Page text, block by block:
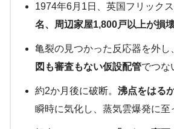
1974年6月1日、英国フリックス
名、周辺家屋1,800戸以上が損
亀裂の見つかった反応器を外し
図も審査もない仮設配管でつな
約2か月後に破断。 沸点をはる
瞬時に気化し、蒸気雲爆発に至